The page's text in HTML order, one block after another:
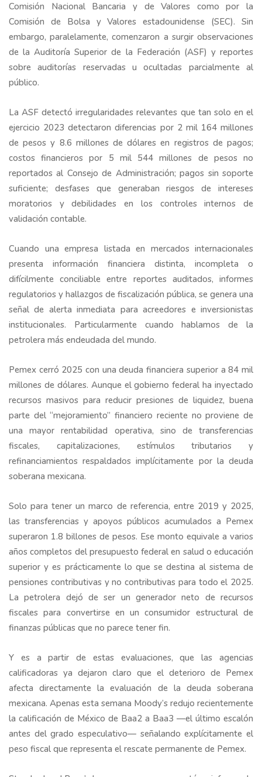
Comisión Nacional Bancaria y de Valores como por la
Comisión de Bolsa y Valores estadounidense (SEC). Sin
embargo, paralelamente, comenzaron a surgir observaciones
de la Auditoría Superior de la Federación (ASF) y reportes
sobre auditorías reservadas u ocultadas parcialmente al
público.
La ASF detectó irregularidades relevantes que tan solo en el
ejercicio 2023 detectaron diferencias por 2 mil 164 millones
de pesos y 8.6 millones de dólares en registros de pagos;
costos financieros por 5 mil 544 millones de pesos no
reportados al Consejo de Administración; pagos sin soporte
suficiente; desfases que generaban riesgos de intereses
moratorios y debilidades en los controles internos de
validación contable.
Cuando una empresa listada en mercados internacionales
presenta información financiera distinta, incompleta o
difícilmente conciliable entre reportes auditados, informes
regulatorios y hallazgos de fiscalización pública, se genera una
señal de alerta inmediata para acreedores e inversionistas
institucionales. Particularmente cuando hablamos de la
petrolera más endeudada del mundo.
Pemex cerró 2025 con una deuda financiera superior a 84 mil
millones de dólares. Aunque el gobierno federal ha inyectado
recursos masivos para reducir presiones de liquidez, buena
parte del “mejoramiento” financiero reciente no proviene de
una mayor rentabilidad operativa, sino de transferencias
fiscales, capitalizaciones, estímulos tributarios y
refinanciamientos respaldados implícitamente por la deuda
soberana mexicana.
Solo para tener un marco de referencia, entre 2019 y 2025,
las transferencias y apoyos públicos acumulados a Pemex
superaron 1.8 billones de pesos. Ese monto equivale a varios
años completos del presupuesto federal en salud o educación
superior y es prácticamente lo que se destina al sistema de
pensiones contributivas y no contributivas para todo el 2025.
La petrolera dejó de ser un generador neto de recursos
fiscales para convertirse en un consumidor estructural de
finanzas públicas que no parece tener fin.
Y es a partir de estas evaluaciones, que las agencias
calificadoras ya dejaron claro que el deterioro de Pemex
afecta directamente la evaluación de la deuda soberana
mexicana. Apenas esta semana Moody’s redujo recientemente
la calificación de México de Baa2 a Baa3 —el último escalón
antes del grado especulativo— señalando explícitamente el
peso fiscal que representa el rescate permanente de Pemex.